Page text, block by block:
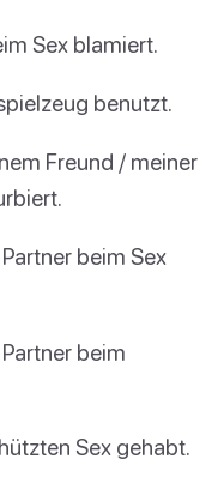
Sex blamiert.
benutzt.
Freund / meiner
beim Sex
beim
Sex gehabt.